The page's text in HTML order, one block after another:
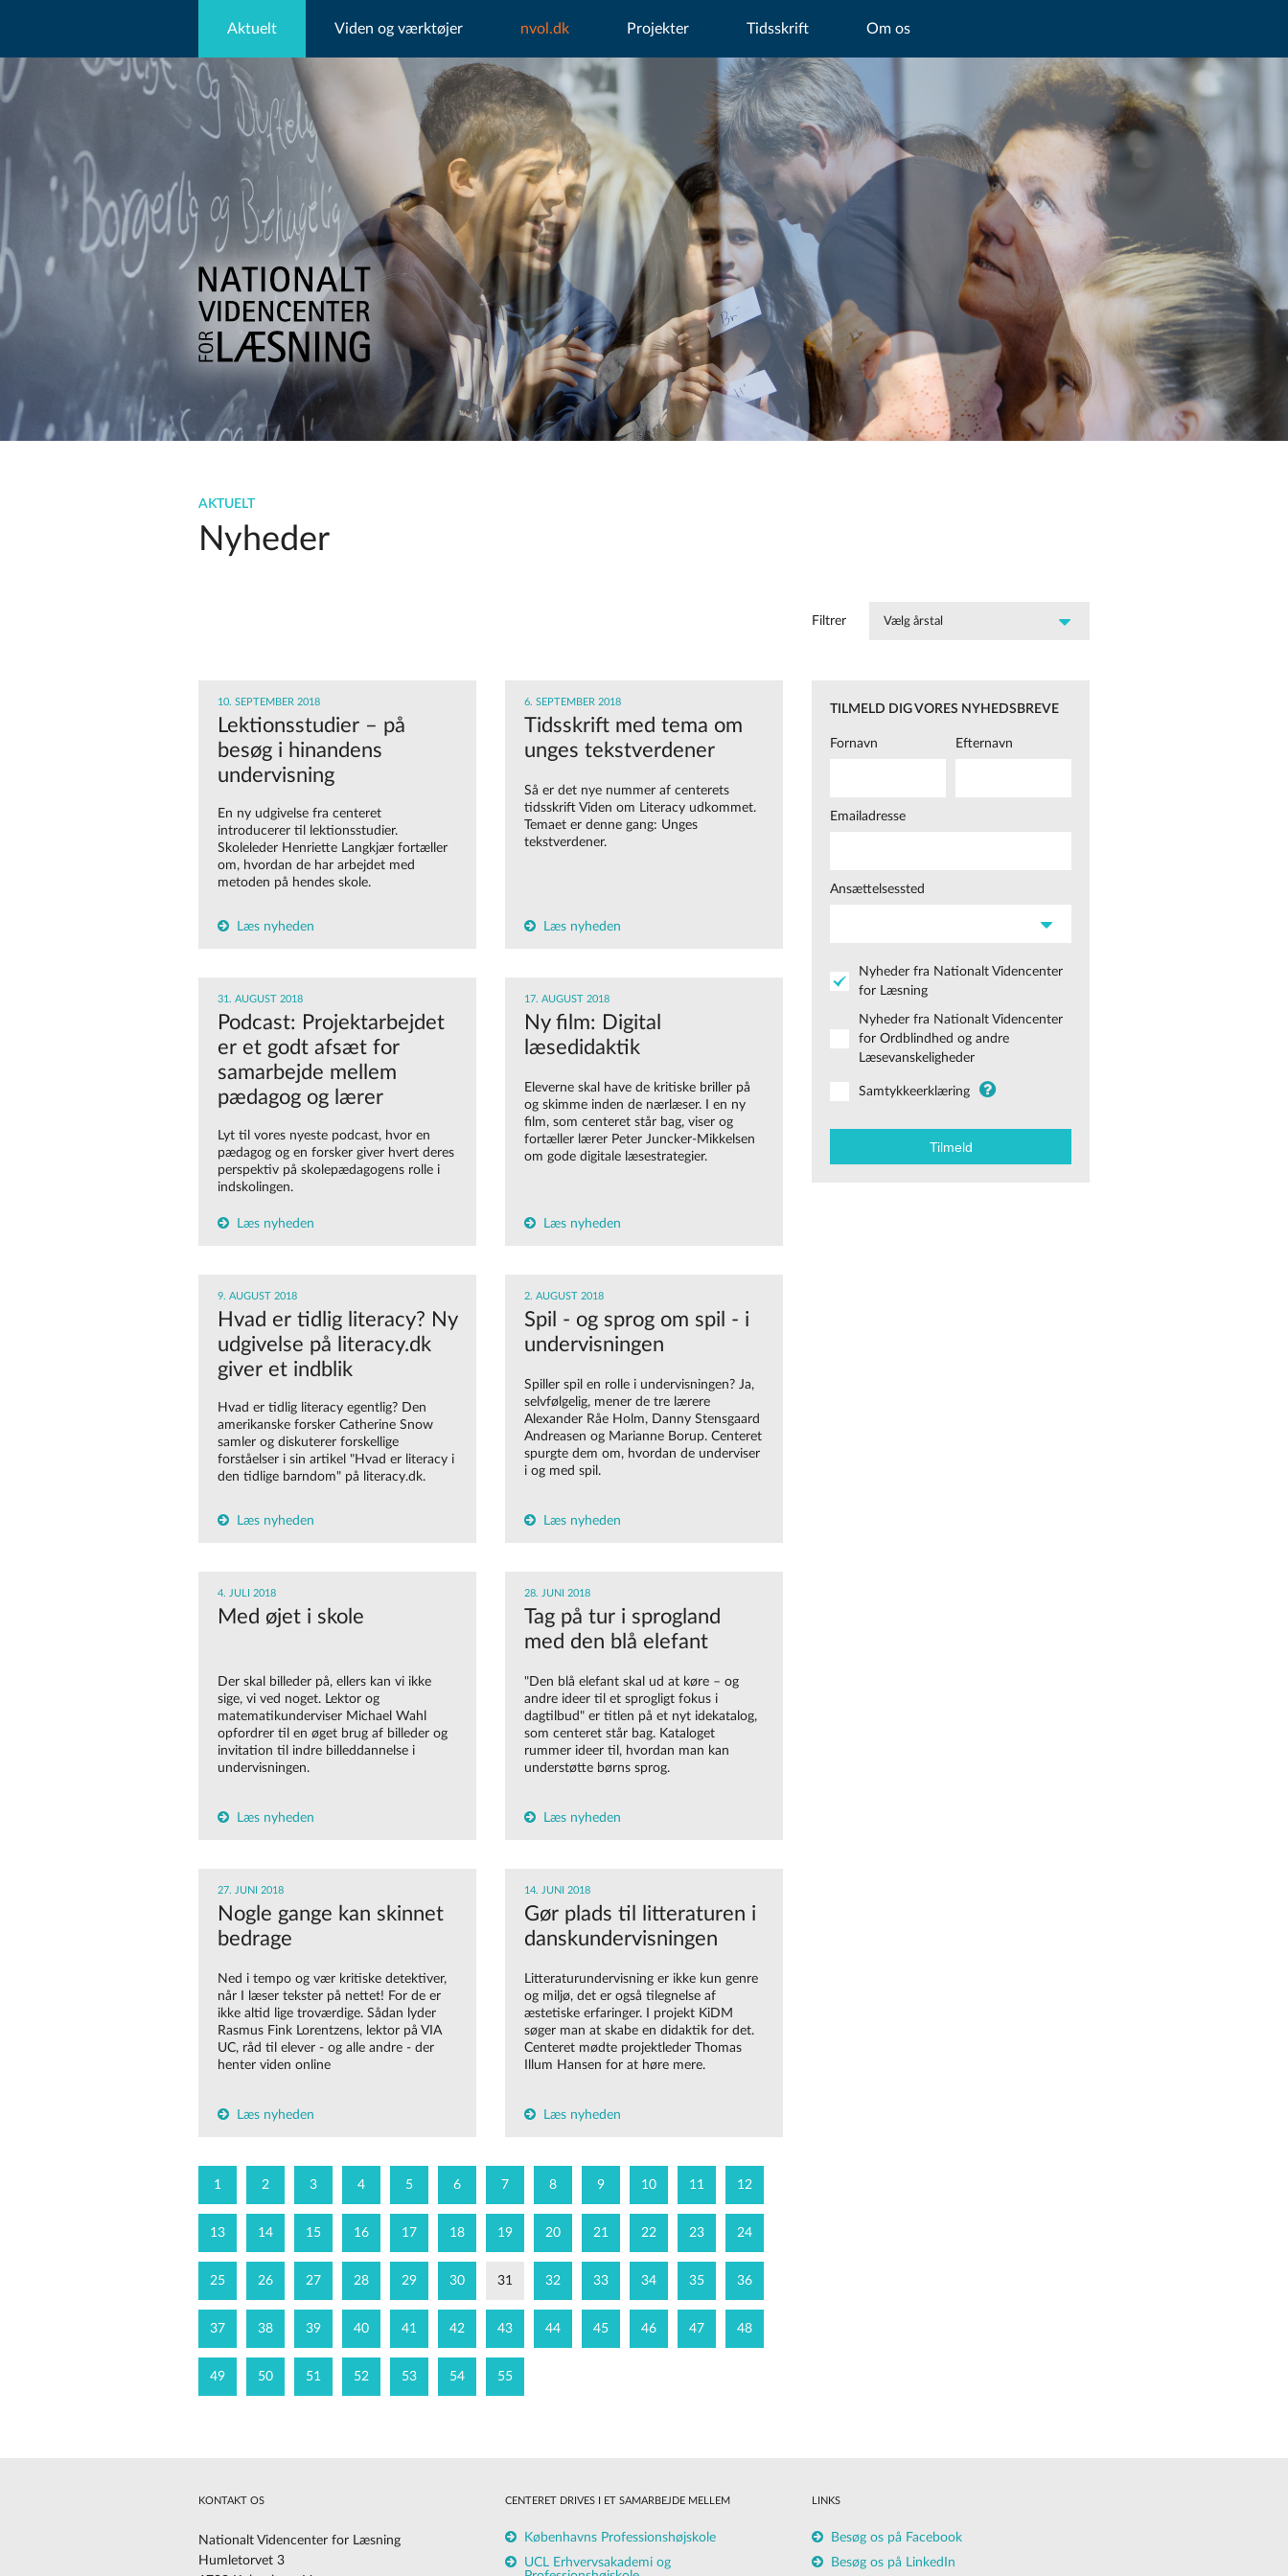
Aktuelt Viden og værktøjer nvol.dk Projekter Tidsskrift Om os
AKTUELT
Nyheder
Filtrer
10. SEPTEMBER 2018
Lektionsstudier – på
besøg i hinandens
undervisning
En ny udgivelse fra centeret
introducerer til lektionsstudier.
Skoleleder Henriette Langkjær fortæller
om, hvordan de har arbejdet med
metoden på hendes skole.
Læs nyheden
6. SEPTEMBER 2018
Tidsskrift med tema om
unges tekstverdener
Så er det nye nummer af centerets
tidsskrift Viden om Literacy udkommet.
Temaet er denne gang: Unges
tekstverdener.
Læs nyheden
31. AUGUST 2018
Podcast: Projektarbejdet
er et godt afsæt for
samarbejde mellem
pædagog og lærer
Lyt til vores nyeste podcast, hvor en
pædagog og en forsker giver hvert deres
perspektiv på skolepædagogens rolle i
indskolingen.
Læs nyheden
17. AUGUST 2018
Ny film: Digital
læsedidaktik
Eleverne skal have de kritiske briller på
og skimme inden de nærlæser. I en ny
film, som centeret står bag, viser og
fortæller lærer Peter Juncker-Mikkelsen
om gode digitale læsestrategier.
Læs nyheden
9. AUGUST 2018
Hvad er tidlig literacy? Ny
udgivelse på literacy.dk
giver et indblik
Hvad er tidlig literacy egentlig? Den
amerikanske forsker Catherine Snow
samler og diskuterer forskellige
forståelser i sin artikel "Hvad er literacy i
den tidlige barndom" på literacy.dk.
Læs nyheden
2. AUGUST 2018
Spil - og sprog om spil - i
undervisningen
Spiller spil en rolle i undervisningen? Ja,
selvfølgelig, mener de tre lærere
Alexander Råe Holm, Danny Stensgaard
Andreasen og Marianne Borup. Centeret
spurgte dem om, hvordan de underviser
i og med spil.
Læs nyheden
4. JULI 2018
Med øjet i skole
Der skal billeder på, ellers kan vi ikke
sige, vi ved noget. Lektor og
matematikunderviser Michael Wahl
opfordrer til en øget brug af billeder og
invitation til indre billeddannelse i
undervisningen.
Læs nyheden
28. JUNI 2018
Tag på tur i sprogland
med den blå elefant
"Den blå elefant skal ud at køre – og
andre ideer til et sprogligt fokus i
dagtilbud" er titlen på et nyt idekatalog,
som centeret står bag. Kataloget
rummer ideer til, hvordan man kan
understøtte børns sprog.
Læs nyheden
27. JUNI 2018
Nogle gange kan skinnet
bedrage
Ned i tempo og vær kritiske detektiver,
når I læser tekster på nettet! For de er
ikke altid lige troværdige. Sådan lyder
Rasmus Fink Lorentzens, lektor på VIA
UC, råd til elever - og alle andre - der
henter viden online
Læs nyheden
14. JUNI 2018
Gør plads til litteraturen i
danskundervisningen
Litteraturundervisning er ikke kun genre
og miljø, det er også tilegnelse af
æstetiske erfaringer. I projekt KiDM
søger man at skabe en didaktik for det.
Centeret mødte projektleder Thomas
Illum Hansen for at høre mere.
Læs nyheden
1 2 3 4 5 6 7 8 9 10 11 12
13 14 15 16 17 18 19 20 21 22 23 24
25 26 27 28 29 30 31 32 33 34 35 36
37 38 39 40 41 42 43 44 45 46 47 48
49 50 51 52 53 54 55
TILMELD DIG VORES NYHEDSBREVE
Fornavn Efternavn
Emailadresse
Ansættelsessted
Nyheder fra Nationalt Videncenter
for Læsning
Nyheder fra Nationalt Videncenter
for Ordblindhed og andre
Læsevanskeligheder
Samtykkeerklæring
KONTAKT OS
Nationalt Videncenter for Læsning
Humletorvet 3
CENTERET DRIVES I ET SAMARBEJDE MELLEM
Københavns Professionshøjskole
UCL Erhvervsakademi og
LINKS
Besøg os på Facebook
Besøg os på LinkedIn